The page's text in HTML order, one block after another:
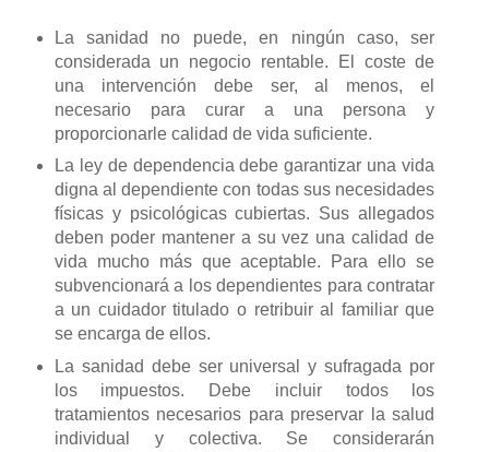
La sanidad no puede, en ningún caso, ser
considerada un negocio rentable. El coste de
una intervención debe ser, al menos, el
necesario para curar a una persona y
proporcionarle calidad de vida suficiente.
La ley de dependencia debe garantizar una vida
digna al dependiente con todas sus necesidades
físicas y psicológicas cubiertas. Sus allegados
deben poder mantener a su vez una calidad de
vida mucho más que aceptable. Para ello se
subvencionará a los dependientes para contratar
a un cuidador titulado o retribuir al familiar que
se encarga de ellos.
La sanidad debe ser universal y sufragada por
los impuestos. Debe incluir todos los
tratamientos necesarios para preservar la salud
individual y colectiva. Se considerarán